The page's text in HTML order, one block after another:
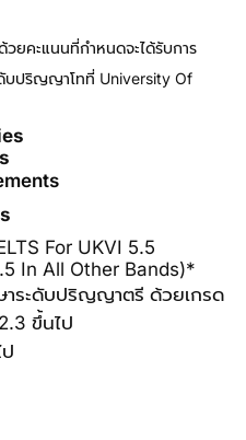
ยคะแนนที่กำหนดจะได้รับการ
ดับปริญญาโทที่ University Of
For UKVI 5.5
In All Other Bands)*
าระดับปริญญาตรี ด้วยเกรด
ขึ้นไป